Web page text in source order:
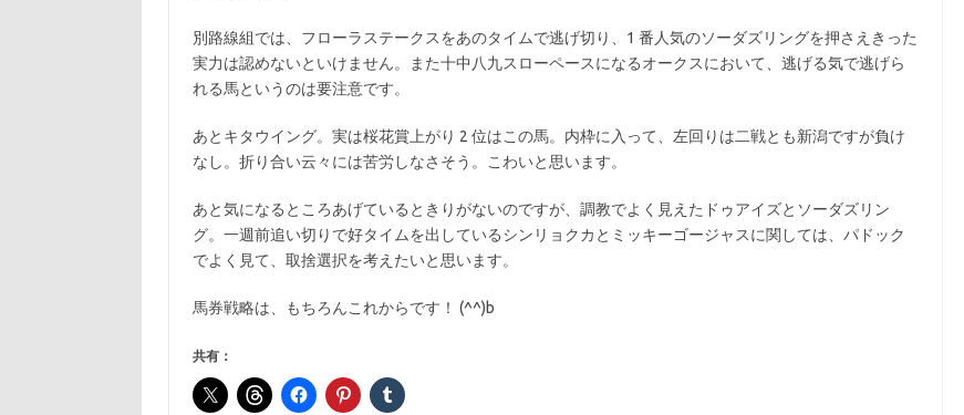
別路線組では、フローラステークスをあのタイムで逃げ切り、1 番人気のソーダズリングを押さえきった
実力は認めないといけません。また十中八九スローペースになるオークスにおいて、逃げる気で逃げら
れる馬というのは要注意です。
あとキタウイング。実は桜花賞上がり 2 位はこの馬。内枠に入って、左回りは二戦とも新潟ですが負け
なし。折り合い云々には苦労しなさそう。こわいと思います。
あと気になるところあげているときりがないのですが、調教でよく見えたドゥアイズとソーダズリン
グ。一週前追い切りで好タイムを出しているシンリョクカとミッキーゴージャスに関しては、パドック
でよく見て、取捨選択を考えたいと思います。
馬券戦略は、もちろんこれからです！ (^^)b
共有：